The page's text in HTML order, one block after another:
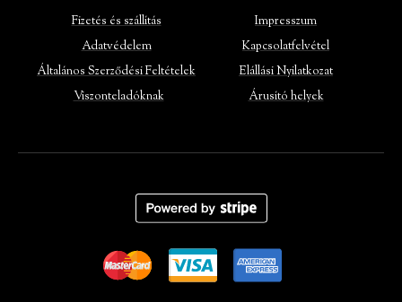
Fizetés és szállítás
Adatvédelem
Általános Szerződési Feltételek
Viszonteladóknak
Impresszum
Kapcsolatfelvétel
Elállási Nyilatkozat
Árusító helyek